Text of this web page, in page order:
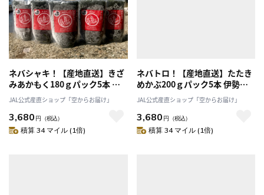
ネバシャキ！【産地直送】きざ
みあかもく180ｇパック5本 伊
勢志摩産 鳥羽市の離島・菅島
沿岸で収穫！有限会社MDK・海
藻生活プラスワン」産直 2025
海鮮 海藻 あかもく 人気のお
JAL公式産直ショップ「空からお届け」
3,680 円 （税込）
積算 34 マイル (1倍)
ネバトロ！【産地直送】たたき
めかぶ200ｇパック5本 伊勢志
摩産 鳥羽市の離島・菅島沿岸
で収穫！「有限会社MDK・海藻
生活プラスワン」産直2025 海
鮮 海藻 めかぶ 人気のおみや
JAL公式産直ショップ「空からお届け」
3,680 円 （税込）
積算 34 マイル (1倍)